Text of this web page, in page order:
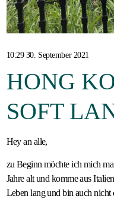
werden
10:29 30. September 2021
HONG
SOFT
Hey an alle,
zu Beginn möchte ich mich
Jahre alt und komme aus
Leben lang und bin auch